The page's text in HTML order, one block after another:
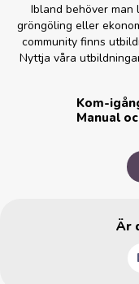
Ibland behöver
gröngöling eller
community finns
Nyttja våra
Kom-
Manual
Är